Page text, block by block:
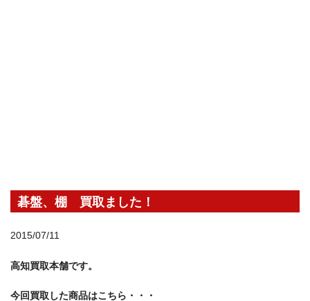
碁盤、棚 買取ました！
2015/07/11
高知買取本舗です。
今回買取した商品はこちら・・・